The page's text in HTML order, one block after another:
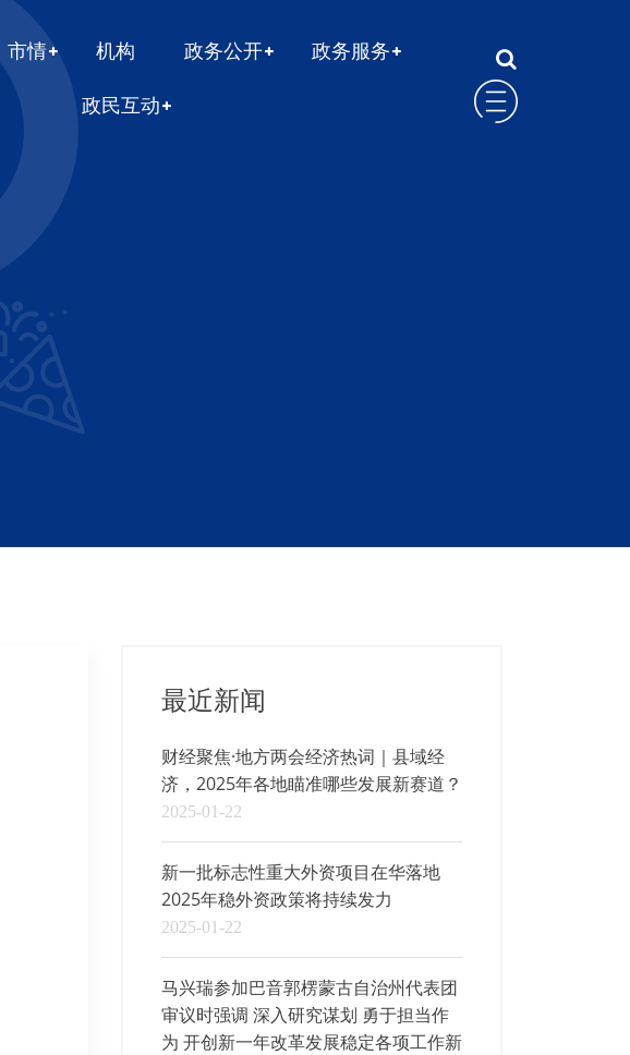
市情 机构 政务公开 政务服务
政民互动
最近新闻
财经聚焦·地方两会经济热词｜县域经
济，2025年各地瞄准哪些发展新赛道？
2025-01-22
新一批标志性重大外资项目在华落地
2025年稳外资政策将持续发力
2025-01-22
马兴瑞参加巴音郭楞蒙古自治州代表团
审议时强调 深入研究谋划 勇于担当作
为 开创新一年改革发展稳定各项工作新